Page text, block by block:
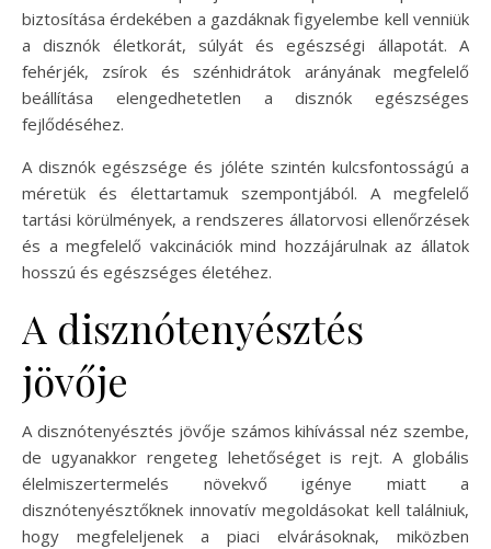
biztosítása érdekében a gazdáknak figyelembe kell venniük
a disznók életkorát, súlyát és egészségi állapotát. A
fehérjék, zsírok és szénhidrátok arányának megfelelő
beállítása elengedhetetlen a disznók egészséges
fejlődéséhez.
A disznók egészsége és jóléte szintén kulcsfontosságú a
méretük és élettartamuk szempontjából. A megfelelő
tartási körülmények, a rendszeres állatorvosi ellenőrzések
és a megfelelő vakcinációk mind hozzájárulnak az állatok
hosszú és egészséges életéhez.
A disznótenyésztés
jövője
A disznótenyésztés jövője számos kihívással néz szembe,
de ugyanakkor rengeteg lehetőséget is rejt. A globális
élelmiszertermelés növekvő igénye miatt a
disznótenyésztőknek innovatív megoldásokat kell találniuk,
hogy megfeleljenek a piaci elvárásoknak, miközben